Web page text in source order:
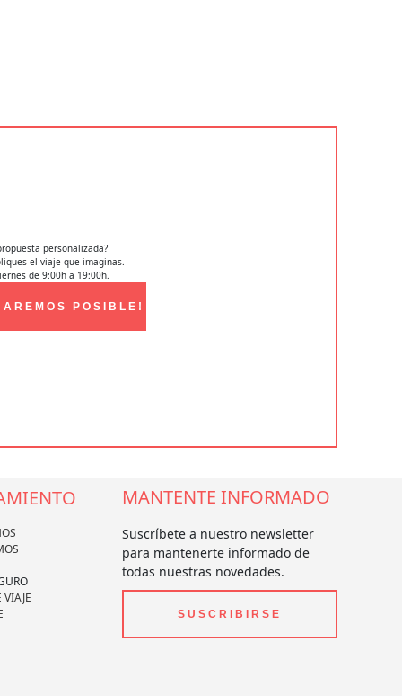
personalizada?
el viaje que imaginas.
de 9:00h a 19:00h.
POSIBLE!
VIAJE
MANTENTE INFORMADO
Suscríbete a nuestro newsletter
para mantenerte informado de
todas nuestras novedades.
SUSCRIBIRSE